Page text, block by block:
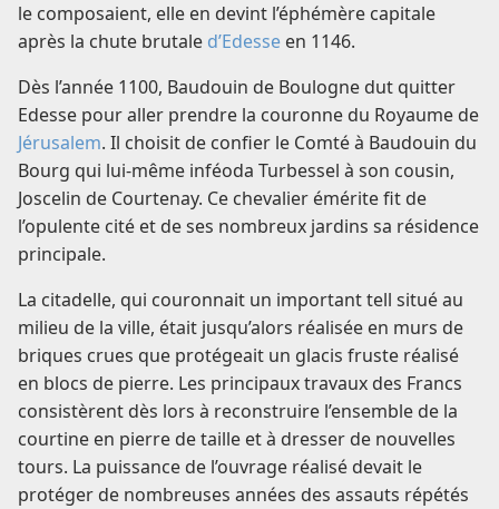
le composaient, elle en devint l’éphémère capitale
après la chute brutale d’Edesse en 1146.
Dès l’année 1100, Baudouin de Boulogne dut quitter
Edesse pour aller prendre la couronne du Royaume de
Jérusalem. Il choisit de confier le Comté à Baudouin du
Bourg qui lui-même inféoda Turbessel à son cousin,
Joscelin de Courtenay. Ce chevalier émérite fit de
l’opulente cité et de ses nombreux jardins sa résidence
principale.
La citadelle, qui couronnait un important tell situé au
milieu de la ville, était jusqu’alors réalisée en murs de
briques crues que protégeait un glacis fruste réalisé
en blocs de pierre. Les principaux travaux des Francs
consistèrent dès lors à reconstruire l’ensemble de la
courtine en pierre de taille et à dresser de nouvelles
tours. La puissance de l’ouvrage réalisé devait le
protéger de nombreuses années des assauts répétés